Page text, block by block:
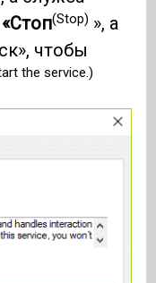
«Стоп(Stop) », а
чтобы
the service.)